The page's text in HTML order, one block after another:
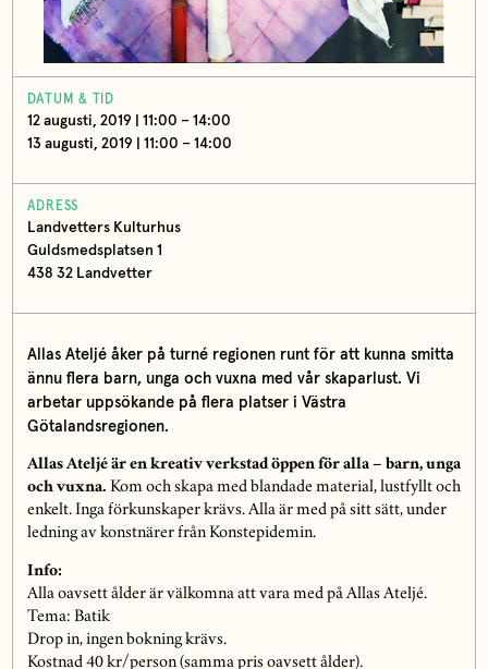
DATUM & TID
12 augusti, 2019 | 11:00 – 14:00
13 augusti, 2019 | 11:00 – 14:00
ADRESS
Landvetters Kulturhus
Guldsmedsplatsen 1
438 32 Landvetter
Allas Ateljé åker på turné regionen runt för att kunna smitta
ännu flera barn, unga och vuxna med vår skaparlust. Vi
arbetar uppsökande på flera platser i Västra
Götalandsregionen.
Allas Ateljé är en kreativ verkstad öppen för alla – barn, unga
och vuxna. Kom och skapa med blandade material, lustfyllt och
enkelt. Inga förkunskaper krävs. Alla är med på sitt sätt, under
ledning av konstnärer från Konstepidemin.
Info:
Alla oavsett ålder är välkomna att vara med på Allas Ateljé.
Tema: Batik
Drop in, ingen bokning krävs.
Kostnad 40 kr/person (samma pris oavsett ålder).